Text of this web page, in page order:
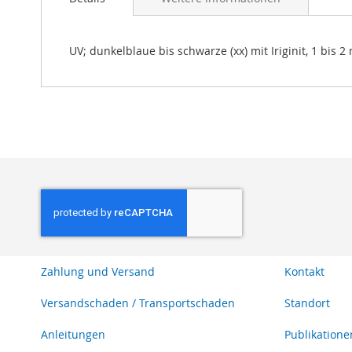
UV; dunkelblaue bis schwarze (xx) mit Iriginit, 1 bis 2
Zahlung und Versand
Versandschaden / Transportschaden
Anleitungen
Kontakt
Standort